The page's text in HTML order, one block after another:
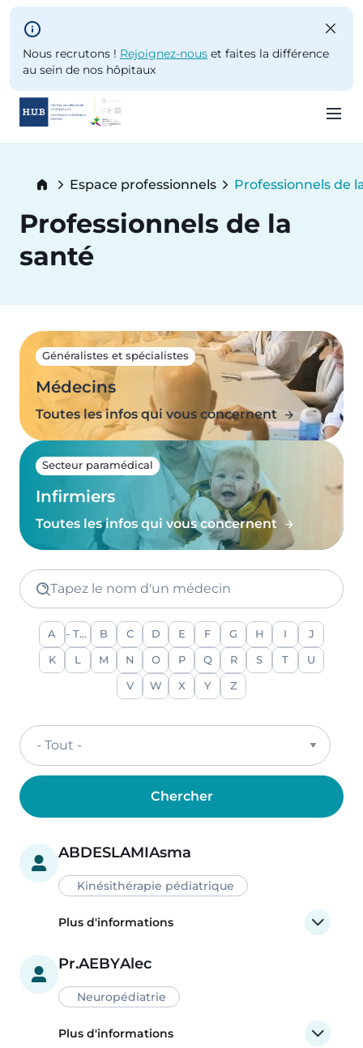
Skip to main content
Nous recrutons ! Rejoignez-nous et faites la différence
au sein de nos hôpitaux
content
Breadcrumb
Espace professionnels Professionnels de
Professionnels de la
santé
Généralistes et spécialistes
Médecins
Toutes les infos qui vous concernent
Secteur paramédical
Infirmiers
Toutes les infos qui vous concernent
Tapez le nom d'un médecin
A - Tout -B C D E F G H J
K M N O P Q R S T U
V W X Y Z
ABDESLAMIAsma
Kinésithérapie pédiatrique
Plus d'informations
Pr.AEBYAlec
Neuropédiatrie
Plus d'informations